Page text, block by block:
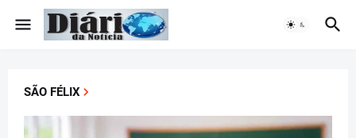
SÃO FÉLIX